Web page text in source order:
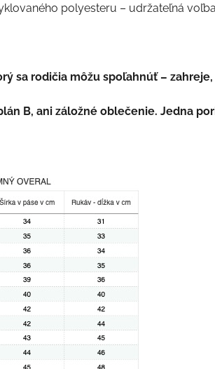
polyesteru – udržateľná voľba
sa rodičia môžu spoľahnúť –
B, ani záložné oblečenie. Jedna